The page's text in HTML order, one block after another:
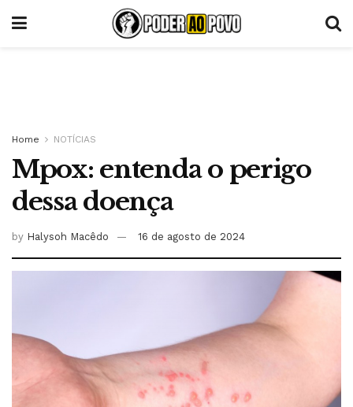
Home NOTÍCIAS
Mpox: entenda o perigo
dessa doença
by Halysoh Macêdo 16 de agosto de 2024